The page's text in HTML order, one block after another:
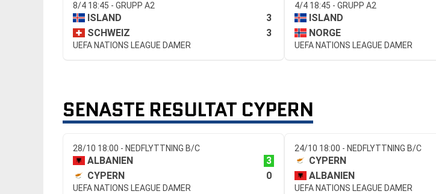
8/4 18:45 - GRUPP A2
ISLAND
3
SCHWEIZ
3
UEFA NATIONS LEAGUE DAMER
4/4 18:45 - GRUPP A2
ISLAND
NORGE
UEFA NATIONS LEAGUE DAMER
SENASTE RESULTAT CYPERN
28/10 18:00 - NEDFLYTTNING B/C
ALBANIEN
3
CYPERN
0
UEFA NATIONS LEAGUE DAMER
24/10 18:00 - NEDFLYTTNING B/C
CYPERN
ALBANIEN
UEFA NATIONS LEAGUE DAMER